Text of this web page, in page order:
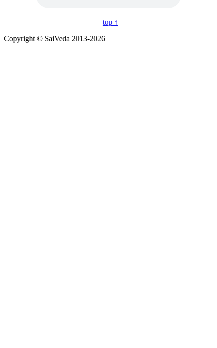
top ↑
Copyright © SaiVeda 2013-2026